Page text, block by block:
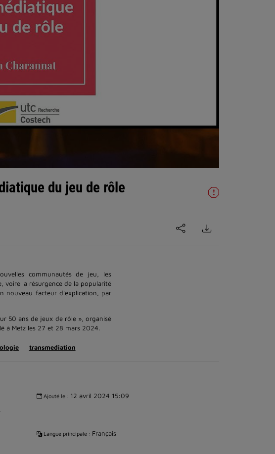
du jeu de rôle
communautés de jeu, les
voire la résurgence de la popularité
nouveau facteur d'explication, par
50 ans de jeux de rôle », organisé
à Metz les 27 et 28 mars 2024.
transmediation
Ajouté le : 12 avril 2024 15:09
Langue principale : Français